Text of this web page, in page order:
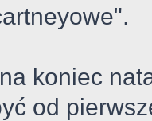
koniec
od